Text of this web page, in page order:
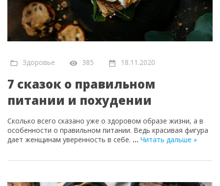
Здоровье 385 18.11.2020
7 сказок о правильном
питании и похудении
Сколько всего сказано уже о здоровом образе жизни, а в
особенности о правильном питании. Ведь красивая фигура
дает женщинам уверенность в себе. ... Читать дальше »